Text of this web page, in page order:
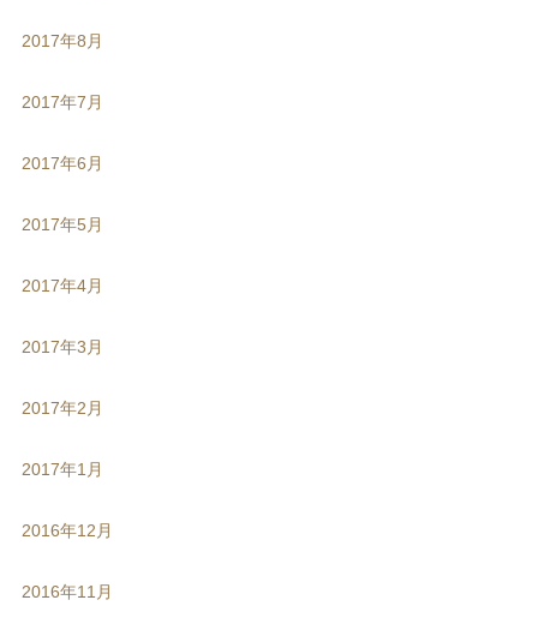
2017年8月
2017年7月
2017年6月
2017年5月
2017年4月
2017年3月
2017年2月
2017年1月
2016年12月
2016年11月